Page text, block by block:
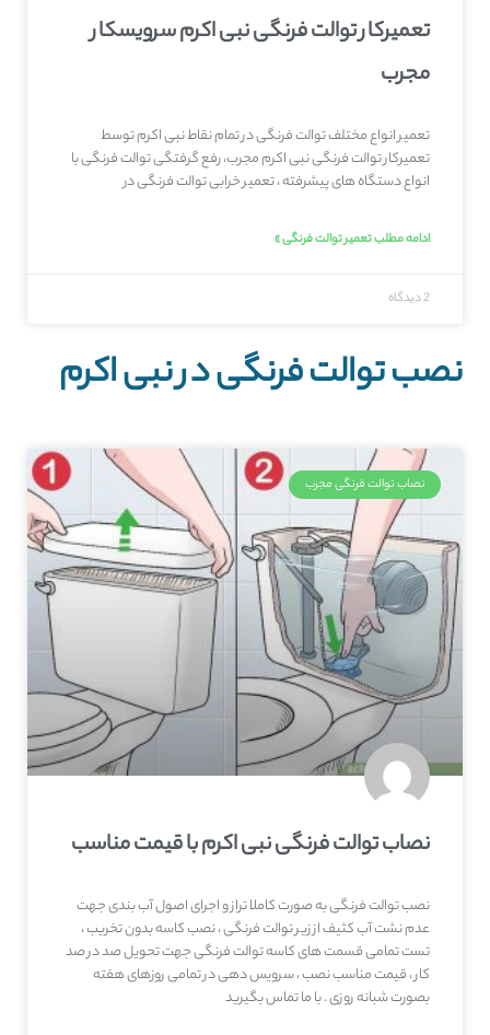
تعمیرکار توالت فرنگی نبی اکرم سرویسکار
مجرب
تعمیر انواع مختلف توالت فرنگی در تمام نقاط نبی اکرم توسط
تعمیرکار توالت فرنگی نبی اکرم مجرب، رفع گرفتگی توالت فرنگی با
انواع دستگاه های پیشرفته ، تعمیر خرابی توالت فرنگی در
ادامه مطلب تعمیر توالت فرنگی »
2 دیدگاه
نصب توالت فرنگی در نبی اکرم
نصاب توالت فرنگی مجرب
نصاب توالت فرنگی نبی اکرم با قیمت مناسب
نصب توالت فرنگی به صورت کاملا تراز و اجرای اصول آب بندی جهت
عدم نشت آب کثیف از زیر توالت فرنگی ، نصب کاسه بدون تخریب ،
تست تمامی قسمت های کاسه توالت فرنگی جهت تحویل صد در صد
کار ، قیمت مناسب نصب ، سرویس دهی در تمامی روزهای هفته
بصورت شبانه روزی . با ما تماس بگیرید